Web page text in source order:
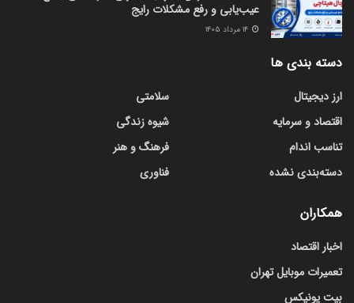
عیب‌یابی و رفع مشکلات رایج
دسته بندی ها
ارز دیجیتال
اقتصاد و سرمایه
تناسب اندام
دسته‌بندی نشده
سلامتی
شیوه زندگی
فرهنگ و هنر
فناوری
همکاران
اخبار اقتصاد
تعمیرات موبایل تهران
بیت یونیکس